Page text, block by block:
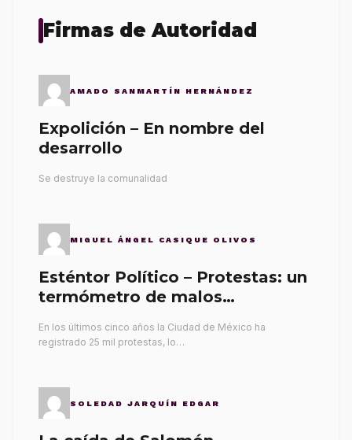
Firmas de Autoridad
AMADO SANMARTÍN HERNÁNDEZ
Expolición – En nombre del
desarrollo
Se destruye la comunalidad
MIGUEL ÁNGEL CASIQUE OLIVOS
Esténtor Político – Protestas: un
termómetro de malos
En los últimos cinco años la Ciudad de México ha
registrado 25 mil protestas, lo…
SOLEDAD JARQUÍN EDGAR